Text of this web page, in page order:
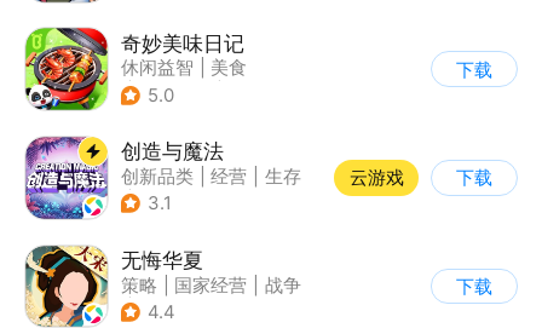
奇妙美味日记
休闲益智
美食
| 宝宝巴士
5.0
下载
创造与魔法
创新品类 经营
生存
| 开放世界
3.1
云游戏 下载
无悔华夏
策略 国家经营
战争
| 中国风
4.4
下载